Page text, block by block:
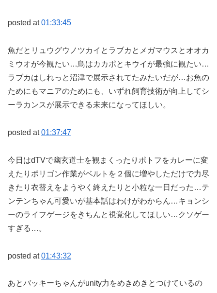
posted at01:33:45
魚だとリュウグウノツカイとラブカとメガマウスとオオカ
ミウオが今観たい…鳥はカカポとキウイが最強に観たい…
ラブカはしれっと沼津で展示されてたみたいだが…お魚の
ためにもマニアのためにも、いずれ飼育技術が向上してシ
ーラカンスが展示できる未来になってほしい。
posted at01:37:47
今日はdTVで幽玄道士を観まくったりポトフをカレーに変
えたりポリゴン作業がベルトを２個に増やしただけで力尽
きたり衣替えをようやく終えたりと小粒な一日だった…テ
ンテンちゃん可愛いが基本話はわけがわからん…キョンシ
ーのライフゲージをきちんと視覚化してほしい…クソゲー
すぎる…。
posted at01:43:32
あとバッキーちゃんがunity力をめきめきとつけているの